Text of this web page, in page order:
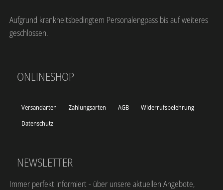
Aufgrund krankheitsbedingtem Personalengpass bis auf weiteres
geschlossen.
ONLINESHOP
Versandarten Zahlungsarten AGB
Widerrufsbelehrung
Datenschutz
NEWSLETTER
Immer perfekt informiert - über unsere aktuellen Angebote,